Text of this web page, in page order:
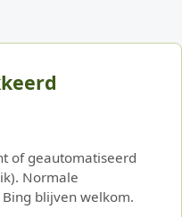
of geautomatiseerd
Normale
blijven welkom.